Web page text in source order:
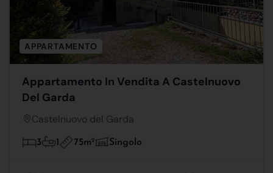
APPARTAMENTO
Appartamento In Vendita A Castelnuovo
Del Garda
Castelnuovo del Garda
3 1 75m2 Singolo